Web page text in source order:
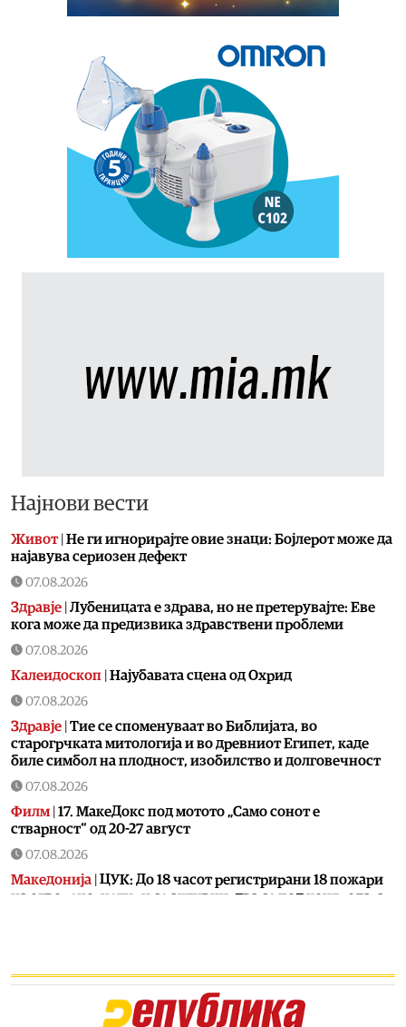
Најнови вести
Живот| Не ги игнорирајте овие знаци: Бојлерот може да
најавува сериозен дефект
07.08.2026
Здравје Лубеницата е здрава, но не претерувајте: Еве
кога може да предизвика здравствени проблеми
07.08.2026
Калеидоскоп Најубавата сцена од Охрид
07.08.2026
Здравје Тие се споменуваат во Библијата, во
старогрчката митологија и во древниот Египет, каде
биле симбол на плодност, изобилство и долговечност
07.08.2026
Филм 17. МакеДокс под мотото „Само сонот е
стварност“ од 20-27 август
07.08.2026
Македонија ЦУК: До 18 часот регистрирани 18 пожари
на отворено, четири се активни, два се под контрола, а
Фестивал во Битола